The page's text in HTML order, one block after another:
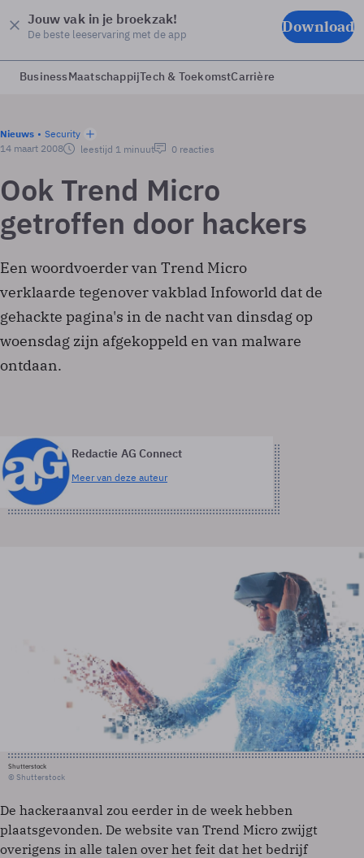
Jouw vak in je broekzak!
De beste leeservaring met de app Download
BusinessMaatschappijTech & ToekomstCarrière
Nieuws
Security
14 maart 2008
leestijd 1 minuut 0 reacties
Ook Trend Micro
getroffen door hackers
Een woordvoerder van Trend Micro
verklaarde tegenover vakblad Infoworld dat de
gehackte pagina's in de nacht van dinsdag op
woensdag zijn afgekoppeld en van malware
ontdaan.
Redactie AG Connect
Meer van deze auteur
Shutterstock
© Shutterstock
De hackeraanval zou eerder in de week hebben
plaatsgevonden. De website van Trend Micro zwijgt
overigens in alle talen over het feit dat het bedrijf